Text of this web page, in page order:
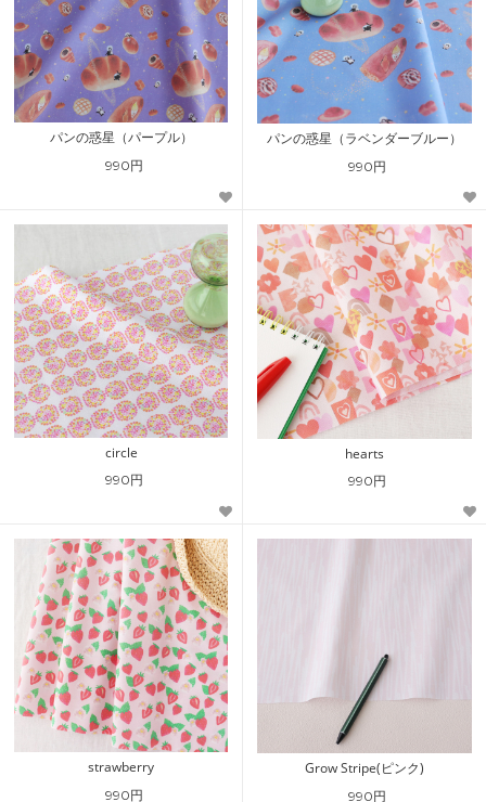
パンの惑星（パープル）
990円
パンの惑星（ラベンダーブルー）
990円
circle
990円
hearts
990円
strawberry
990円
Grow Stripe(ピンク)
990円